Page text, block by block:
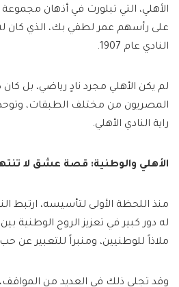
الأهلي، التي تبلورت في أذهان
على رأسهم عمر لطفي بك، الذي كان
النادي عام 1907.
لم يكن الأهلي مجرد نادٍ رياضي، بل
المصريون من مختلف الطبقات،
راية النادي الأهلي.
الأهلي والوطنية: قصة عشق لا
منذ اللحظة الأولى لتأسيسه، ارتبط
له دور كبير في تعزيز الروح الوطنية
ملاذاً للوطنيين، ومنبراً للتعبير عن